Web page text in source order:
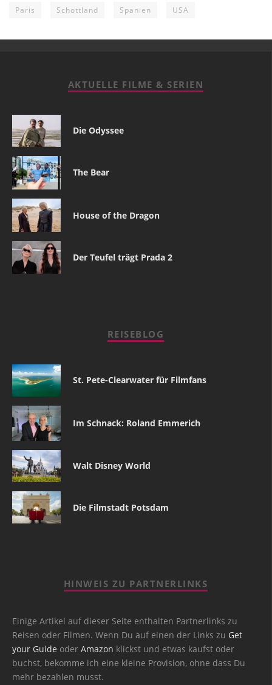
Paris Schottland Spanien USA
AKTUELLE FILME & SERIEN
Die Odyssee
The Bear
House of the Dragon
Der Teufel trägt Prada 2
REISEBLOG
St. Pete-Clearwater für Filmfans
Im Schnack: Roland Emmerich
Walt Disney World
Die Filmstadt Potsdam
HINWEIS ZU PARTNERLINKS
Einige Artikel auf dieser Seite enthalten Partnerlinks zu
Reisen oder Filmen. Wenn Du auf einen der Links zu Get
your Guide oder Amazon klickst und etwas kaufst oder
buchst, bekomme ich eine kleine Provision, ohne dass Du
mehr bezahlen musst.